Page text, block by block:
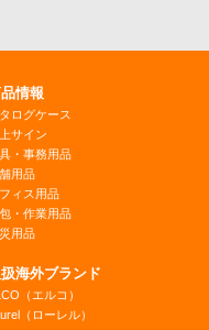
情報
ログケース
サイン
・事務用品
用品
ィス用品
・作業用品
用品
海外ブランド
（エルコ）
（ローレル）